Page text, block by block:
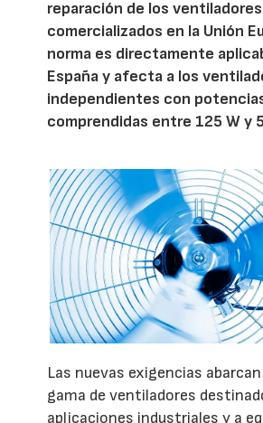
reparación de los
comercializados en la Unión
norma es directamente
España y afecta a los
independientes con
comprendidas entre 125 W y
Las nuevas exigencias
gama de ventiladores
aplicaciones industriales y a